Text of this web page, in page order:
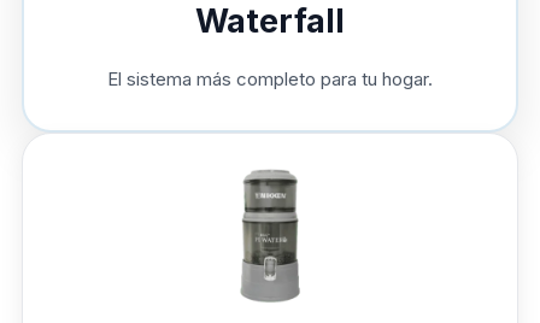
Waterfall
El sistema más completo para tu hogar.